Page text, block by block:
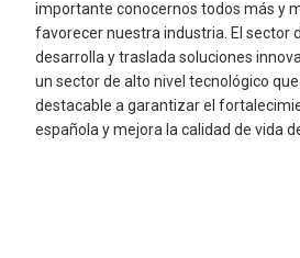
importante conocernos todos más y
favorecer nuestra industria. El sector
desarrolla y traslada soluciones
un sector de alto nivel tecnológico
destacable a garantizar el
española y mejora la calidad de vida